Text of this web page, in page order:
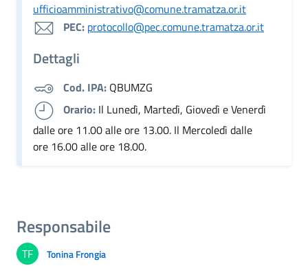
ufficioamministrativo@comune.tramatza.or.it
PEC: protocollo@pec.comune.tramatza.or.it
Dettagli
Cod. IPA: QBUMZG
Orario: Il Lunedì, Martedì, Giovedì e Venerdì
dalle ore 11.00 alle ore 13.00. Il Mercoledì dalle
ore 16.00 alle ore 18.00.
Responsabile
TF Tonina Frongia